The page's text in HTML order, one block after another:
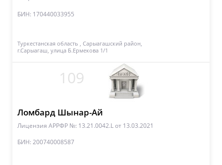
БИН: 170440033955
Туркестанская область , Сарыагашский район,
г.Сарыагаш, улица Б.Ермекова 1/1
109
Ломбард Шынар-Ай
Лицензия АРРФР №: 13.21.0042.Lот 13.03.2021
БИН: 200740008587